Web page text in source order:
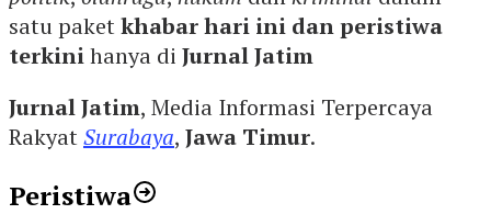
satu paketkhabar hari ini dan peristiwa
terkinihanya di Jurnal Jatim
Jurnal Jatim, Media Informasi Terpercaya
RakyatSurabaya, Jawa Timur.
Peristiwa